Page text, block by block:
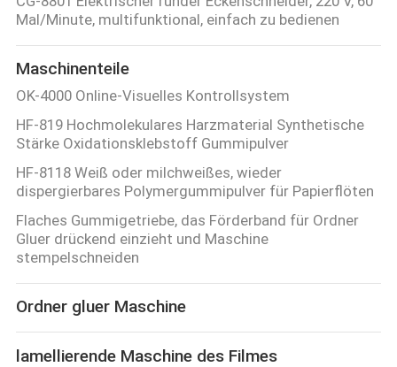
Mal/Minute, multifunktional, einfach zu bedienen
Maschinenteile
OK-4000 Online-Visuelles Kontrollsystem
HF-819 Hochmolekulares Harzmaterial Synthetische
Stärke Oxidationsklebstoff Gummipulver
HF-8118 Weiß oder milchweißes, wieder
dispergierbares Polymergummipulver für Papierflöten
Flaches Gummigetriebe, das Förderband für Ordner
Gluer drückend einzieht und Maschine
stempelschneiden
Ordner gluer Maschine
lamellierende Maschine des Filmes